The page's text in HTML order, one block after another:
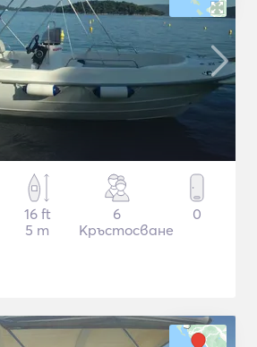
16 ft
5 m
6
Кръстосване
0